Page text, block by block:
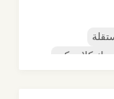
كلاسيكي